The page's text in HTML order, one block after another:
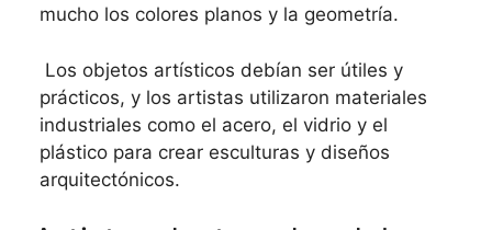
mucho los colores planos y la geometría.
Los objetos artísticos debían ser útiles y
prácticos, y los artistas utilizaron materiales
industriales como el acero, el vidrio y el
plástico para crear esculturas y diseños
arquitectónicos.